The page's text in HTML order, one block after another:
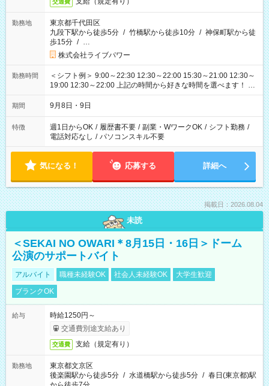
交通費
勤務地
東京都千代田区
九段下駅から徒歩5分 / 竹橋駅から徒歩10分 / 神保町駅から徒
歩15分 / …
株式会社ライブパワー
勤務時間
＜シフト例＞ 9:00～22:30 12:30～22:00 15:30～21:00 12:30～
19:00 12:30～22:00 上記の時間から好きな時間を選べます！ ※
時間は変更となる可能性があります
期間 9月8日・9日
特徴 週1日からOK / 履歴書不要 / 副業・WワークOK / シフト勤務 /
電話対応なし / パソコンスキル不要
気になる！ 応募する 詳細へ
掲載日：2026.08.04
未読
＜SEKAI NO OWARI＊8月15日・16日＞ドーム
公演のサポートバイト
アルバイト 職種未経験OK 社会人未経験OK
大学生歓迎
ブランクOK
給与
時給1250円～
交通費別途支給あり
交通費 支給（規定有り）
勤務地
東京都文京区
後楽園駅から徒歩5分 / 水道橋駅から徒歩5分 / 春日(東京都)駅